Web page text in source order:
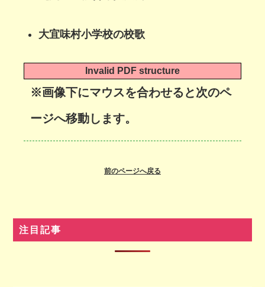
大宜味村小学校の校歌
Invalid PDF structure
※画像下にマウスを合わせると次のペ
ージへ移動します。
前のページへ戻る
注目記事